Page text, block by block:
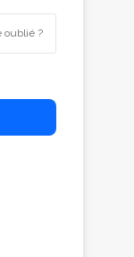
oublié ?